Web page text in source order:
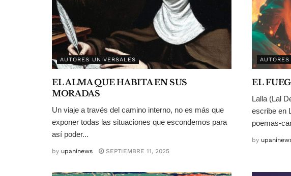
AUTORES UNIVERSALES
EL ALMA QUE HABITA EN SUS
MORADAS
Un viaje a través del camino interno, no es más que
exponer todas las situaciones que escondemos para
así poder...
by upaninews SEPTIEMBRE 11, 2025
EL
Lalla (Lal
escribe en
poemas-
by